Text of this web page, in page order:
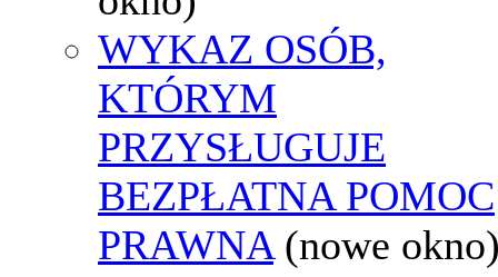
WYKAZ OSÓB,
KTÓRYM
PRZYSŁUGUJE
BEZPŁATNA POMOC
PRAWNA (nowe